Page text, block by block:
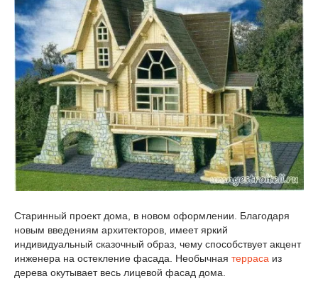
Старинный проект дома, в новом оформлении. Благодаря
новым введениям архитекторов, имеет яркий
индивидуальный сказочный образ, чему способствует акцент
инженера на остекление фасада. Необычная терраса из
дерева окутывает весь лицевой фасад дома.